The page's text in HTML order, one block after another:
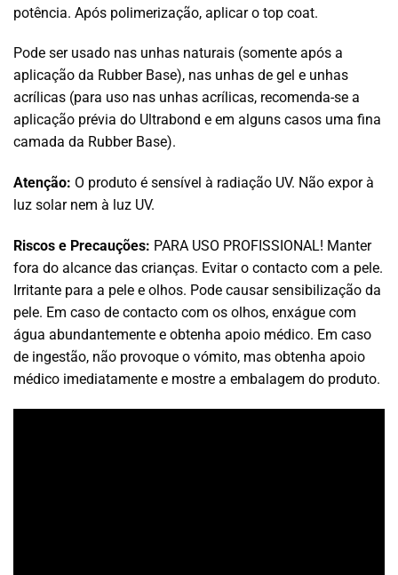
potência. Após polimerização, aplicar o top coat.
Pode ser usado nas unhas naturais (somente após a
aplicação da Rubber Base), nas unhas de gel e unhas
acrílicas (para uso nas unhas acrílicas, recomenda-se a
aplicação prévia do Ultrabond e em alguns casos uma fina
camada da Rubber Base).
Atenção: O produto é sensível à radiação UV. Não expor à
luz solar nem à luz UV.
Riscos e Precauções: PARA USO PROFISSIONAL! Manter
fora do alcance das crianças. Evitar o contacto com a pele.
Irritante para a pele e olhos. Pode causar sensibilização da
pele. Em caso de contacto com os olhos, enxágue com
água abundantemente e obtenha apoio médico. Em caso
de ingestão, não provoque o vómito, mas obtenha apoio
médico imediatamente e mostre a embalagem do produto.